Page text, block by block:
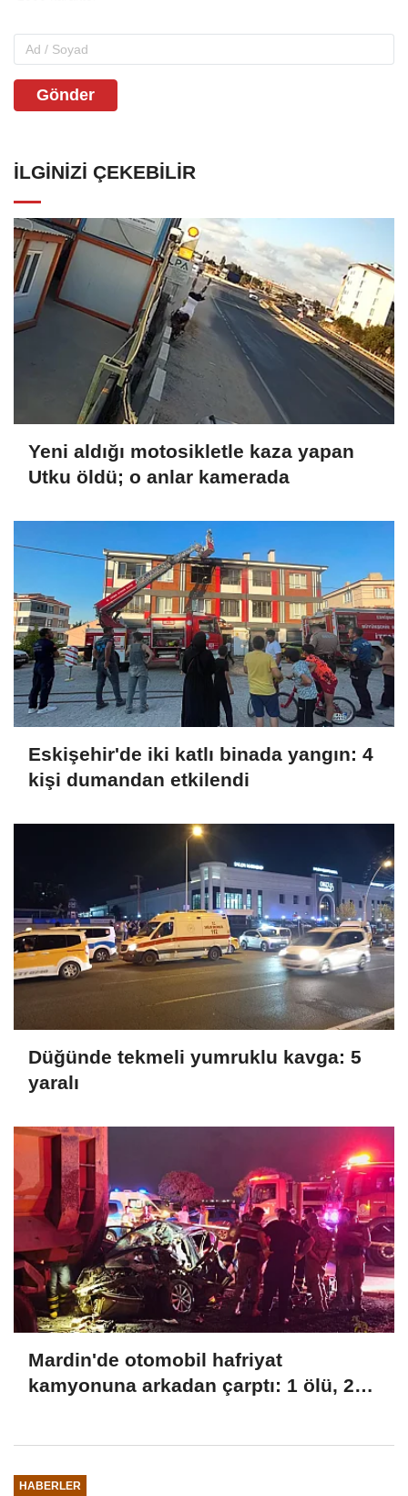
Gönder
İLGINIZI ÇEKEBILIR
Yeni aldığı motosikletle kaza yapan
Utku öldü; o anlar kamerada
Eskişehir'de iki katlı binada yangın: 4
kişi dumandan etkilendi
Düğünde tekmeli yumruklu kavga: 5
yaralı
Mardin'de otomobil hafriyat
kamyonuna arkadan çarptı: 1 ölü, 2
HABERLER